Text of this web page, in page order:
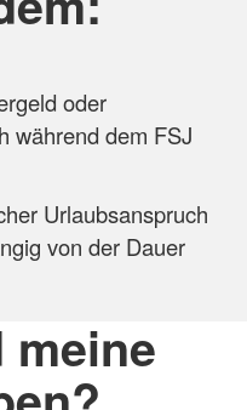
oder
während dem FSJ
Urlaubsanspruch
von der Dauer
meine